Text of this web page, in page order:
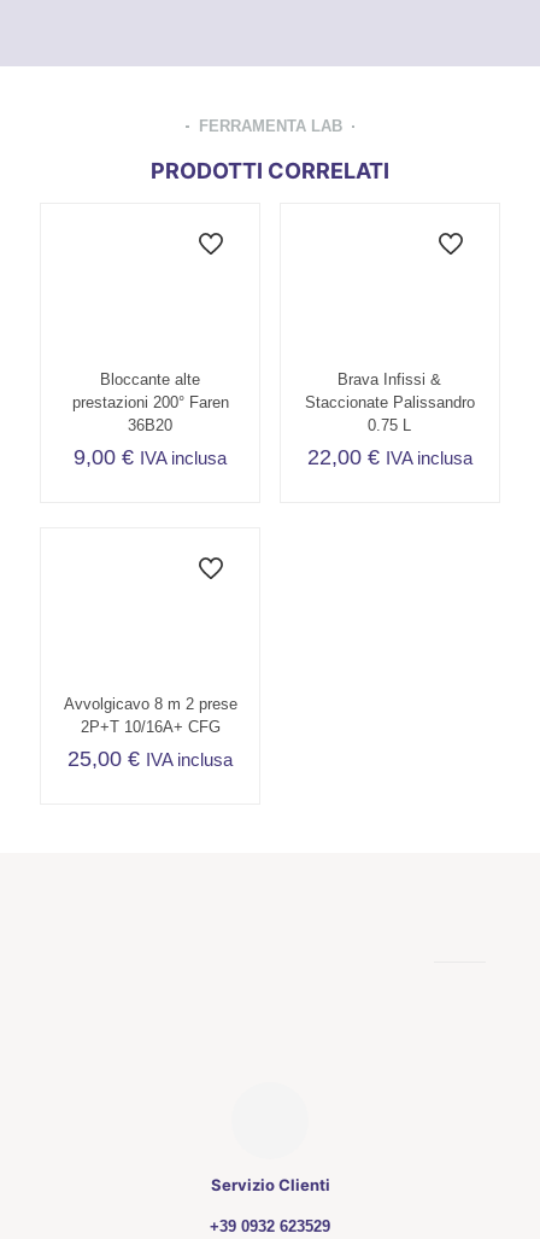
FERRAMENTA LAB
PRODOTTI CORRELATI
Bloccante alte
prestazioni 200° Faren
36B20
9,00€ IVA inclusa
Brava Infissi &
Staccionate Palissandro
0.75 L
22,00 € IVA inclusa
Avvolgicavo 8 m 2 prese
2P+T 10/16A+ CFG
25,00€ IVA inclusa
Servizio Clienti
+39 0932 623529